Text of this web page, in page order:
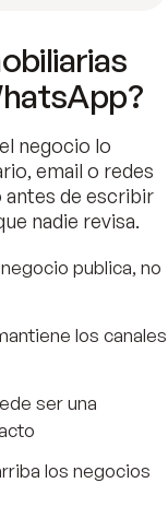
negocio lo
email o redes
antes de escribir
nadie revisa.
publica, no
los canales
ser una
los negocios